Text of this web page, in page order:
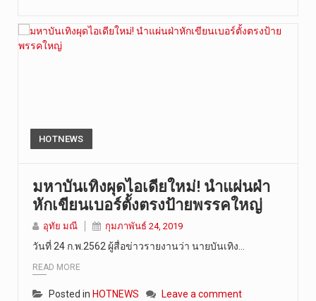
HOTNEWS
มหาบันเทิงผุดไอเดียใหม่! นำแผ่นฝ่า
หักเขียนเบอร์ตั้งตรงป้ายพรรคใหญ่
อุทัย มณี กุมภาพันธ์ 24, 2019
วันที่ 24 ก.พ.2562 ผู้สื่อข่าวรายงานว่า นายบันเทิง…
READ MORE
Posted in HOTNEWS Leave a comment